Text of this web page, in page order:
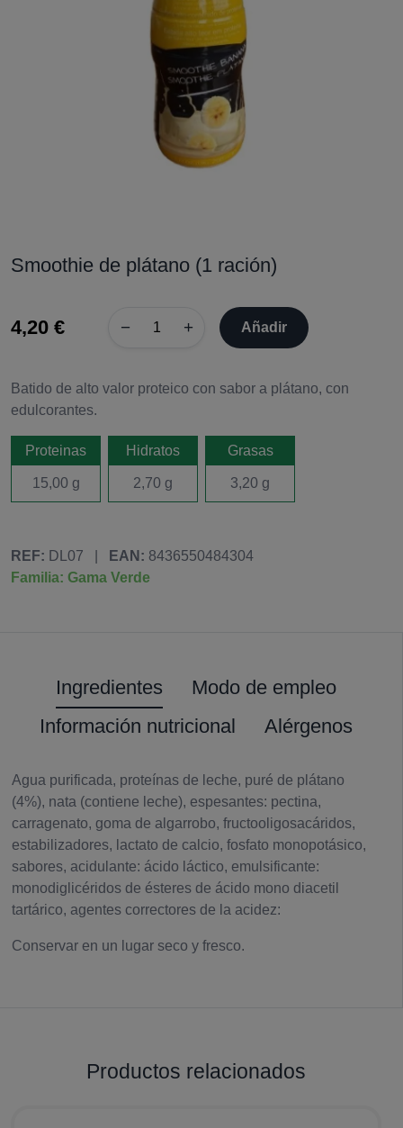
Smoothie de plátano (1 ración)
4,20 € − + Añadir
Batido de alto valor proteico con sabor a plátano, con
edulcorantes.
Proteinas
15,00 g
Hidratos
2,70 g
Grasas
3,20 g
REF: DL07 EAN: 8436550484304
Familia: Gama Verde
Ingredientes
Modo de empleo
Información nutricional
Alérgenos
Agua purificada, proteínas de leche, puré de plátano
(4%), nata (contiene leche), espesantes: pectina,
carragenato, goma de algarrobo, fructooligosacáridos,
estabilizadores, lactato de calcio, fosfato monopotásico,
sabores, acidulante: ácido láctico, emulsificante:
monodiglicéridos de ésteres de ácido mono diacetil
tartárico, agentes correctores de la acidez:
Conservar en un lugar seco y fresco.
Productos relacionados